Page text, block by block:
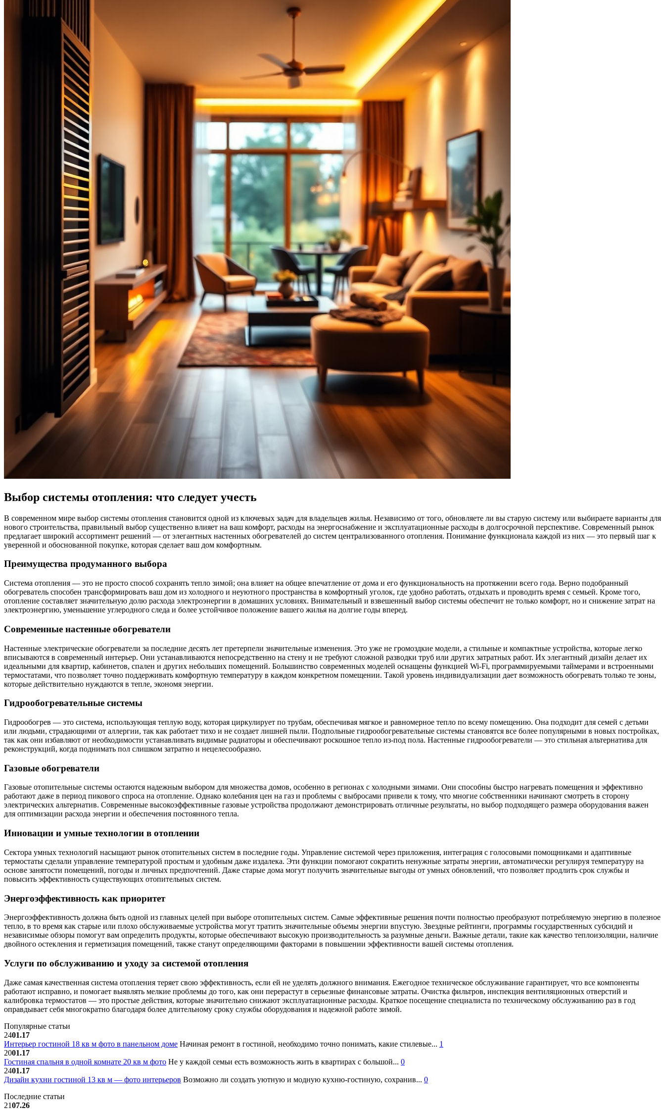
Выбор системы отопления: что следует учесть
В современном мире выбор системы отопления становится одной из ключевых задач для владельцев жилья. Независимо от того, обновляете ли вы старую систему или выбираете варианты для
нового строительства, правильный выбор существенно влияет на ваш комфорт, расходы на энергоснабжение и эксплуатационные расходы в долгосрочной перспективе. Современный рынок
предлагает широкий ассортимент решений — от элегантных настенных обогревателей до систем централизованного отопления. Понимание функционала каждой из них — это первый шаг к
уверенной и обоснованной покупке, которая сделает ваш дом комфортным.
Преимущества продуманного выбора
Система отопления — это не просто способ сохранять тепло зимой; она влияет на общее впечатление от дома и его функциональность на протяжении всего года. Верно подобранный
обогреватель способен трансформировать ваш дом из холодного и неуютного пространства в комфортный уголок, где удобно работать, отдыхать и проводить время с семьей. Кроме того,
отопление составляет значительную долю расхода электроэнергии в домашних условиях. Внимательный и взвешенный выбор системы обеспечит не только комфорт, но и снижение затрат на
электроэнергию, уменьшение углеродного следа и более устойчивое положение вашего жилья на долгие годы вперед.
Современные настенные обогреватели
Настенные электрические обогреватели за последние десять лет претерпели значительные изменения. Это уже не громоздкие модели, а стильные и компактные устройства, которые легко
вписываются в современный интерьер. Они устанавливаются непосредственно на стену и не требуют сложной разводки труб или других затратных работ. Их элегантный дизайн делает их
идеальными для квартир, кабинетов, спален и других небольших помещений. Большинство современных моделей оснащены функцией Wi-Fi, программируемыми таймерами и встроенными
термостатами, что позволяет точно поддерживать комфортную температуру в каждом конкретном помещении. Такой уровень индивидуализации дает возможность обогревать только те зоны,
которые действительно нуждаются в тепле, экономя энергии.
Гидрообогревательные системы
Гидрообогрев — это система, использующая теплую воду, которая циркулирует по трубам, обеспечивая мягкое и равномерное тепло по всему помещению. Она подходит для семей с детьми
или людьми, страдающими от аллергии, так как работает тихо и не создает лишней пыли. Подпольные гидрообогревательные системы становятся все более популярными в новых постройках,
так как они избавляют от необходимости устанавливать видимые радиаторы и обеспечивают роскошное тепло из-под пола. Настенные гидрообогреватели — это стильная альтернатива для
реконструкций, когда поднимать пол слишком затратно и нецелесообразно.
Газовые обогреватели
Газовые отопительные системы остаются надежным выбором для множества домов, особенно в регионах с холодными зимами. Они способны быстро нагревать помещения и эффективно
работают даже в период пикового спроса на отопление. Однако колебания цен на газ и проблемы с выбросами привели к тому, что многие собственники начинают смотреть в сторону
электрических альтернатив. Современные высокоэффективные газовые устройства продолжают демонстрировать отличные результаты, но выбор подходящего размера оборудования важен
для оптимизации расхода энергии и обеспечения постоянного тепла.
Инновации и умные технологии в отоплении
Сектора умных технологий насыщают рынок отопительных систем в последние годы. Управление системой через приложения, интеграция с голосовыми помощниками и адаптивные
термостаты сделали управление температурой простым и удобным даже издалека. Эти функции помогают сократить ненужные затраты энергии, автоматически регулируя температуру на
основе занятости помещений, погоды и личных предпочтений. Даже старые дома могут получить значительные выгоды от умных обновлений, что позволяет продлить срок службы и
повысить эффективность существующих отопительных систем.
Энергоэффективность как приоритет
Энергоэффективность должна быть одной из главных целей при выборе отопительных систем. Самые эффективные решения почти полностью преобразуют потребляемую энергию в полезное
тепло, в то время как старые или плохо обслуживаемые устройства могут тратить значительные объемы энергии впустую. Звездные рейтинги, программы государственных субсидий и
независимые обзоры помогут вам определить продукты, которые обеспечивают высокую производительность за разумные деньги. Важные детали, такие как качество теплоизоляции, наличие
двойного остекления и герметизация помещений, также станут определяющими факторами в повышении эффективности вашей системы отопления.
Услуги по обслуживанию и уходу за системой отопления
Даже самая качественная система отопления теряет свою эффективность, если ей не уделять должного внимания. Ежегодное техническое обслуживание гарантирует, что все компоненты
работают исправно, и помогает выявлять мелкие проблемы до того, как они перерастут в серьезные финансовые затраты. Очистка фильтров, инспекция вентиляционных отверстий и
калибровка термостатов — это простые действия, которые значительно снижают эксплуатационные расходы. Краткое посещение специалиста по техническому обслуживанию раз в год
оправдывает себя многократно благодаря более длительному сроку службы оборудования и надежной работе зимой.
Популярные статьи
2401.17
Интерьер гостиной 18 кв м фото в панельном доме Начиная ремонт в гостиной, необходимо точно понимать, какие стилевые... 1
2001.17
Гостиная спальня в одной комнате 20 кв м фото Не у каждой семьи есть возможность жить в квартирах с большой... 0
2401.17
Дизайн кухни гостиной 13 кв м — фото интерьеров Возможно ли создать уютную и модную кухню-гостиную, сохранив... 0
Последние статьи
2107.26